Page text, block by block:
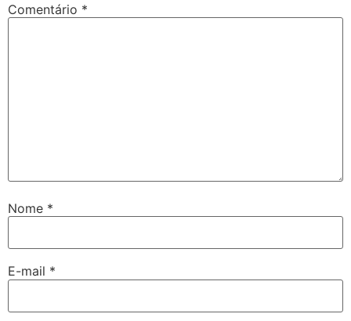
Comentário *
Nome *
E-mail *